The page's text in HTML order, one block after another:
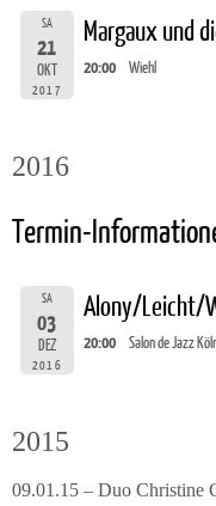
SA
21
OKT
2017
Margaux und
20:00 Wiehl
2016
Termin-
SA
03
DEZ
2016
Alony/Leicht/
20:00 Salon de Jazz
2015
09.01.15 – Duo Christine